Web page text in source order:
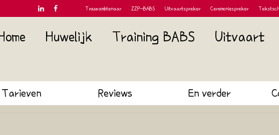
Trouwambtenaar ZZP-BABS Uitvaartspreker Ceremoniespreker
Huwelijk Training BABS Uitvaart
Tarieven Reviews En verder